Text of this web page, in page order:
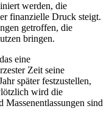
werden, die
finanzielle Druck steigt.
getroffen, die
bringen.
eine
Zeit seine
später festzustellen,
wird die
sind